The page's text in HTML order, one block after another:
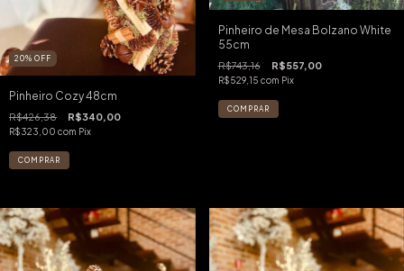
20% OFF
Pinheiro Cozy 48cm
R$426,38 R$340,00
R$323,00 com Pix
Pinheiro de Mesa Bolzano White
55cm
R$743,16 R$557,00
R$529,15 com Pix